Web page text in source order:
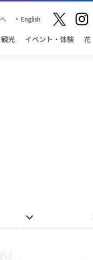
English
観光 イベント・体験 花